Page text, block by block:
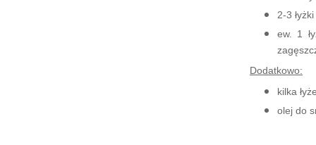
2-3
ew. 1
Dodatkowo:
kilka
olej do